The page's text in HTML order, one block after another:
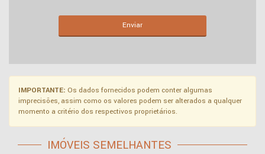
Enviar
IMPORTANTE: Os dados fornecidos podem conter algumas
imprecisões, assim como os valores podem ser alterados a qualquer
momento a critério dos respectivos proprietários.
IMÓVEIS SEMELHANTES